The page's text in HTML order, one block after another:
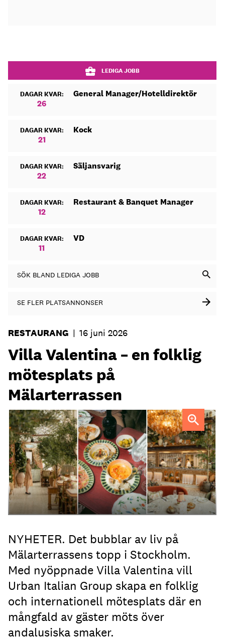
LEDIGA JOBB
DAGAR KVAR:
26
General Manager/Hotelldirektör
DAGAR KVAR:
21
Kock
DAGAR KVAR:
22
Säljansvarig
DAGAR KVAR:
12
Restaurant & Banquet Manager
DAGAR KVAR:
11
VD
SÖK BLAND LEDIGA JOBB
SE FLER PLATSANNONSER
RESTAURANG | 16 juni 2026
Villa Valentina – en folklig
mötesplats på
Mälarterrassen
FOTO: Urban Italian Group
NYHETER. Det bubblar av liv på
Mälarterrassens topp i Stockholm.
Med nyöppnade Villa Valentina vill
Urban Italian Group skapa en folklig
och internationell mötesplats där en
mångfald av gäster möts över
andalusiska smaker.